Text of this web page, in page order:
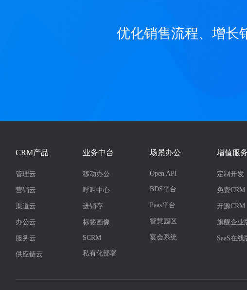
优化销售流程、增长
CRM产品
管理云
营销云
渠道云
办公云
服务云
供应链云
业务中台
移动办公
呼叫中心
进销存
标签画像
SCRM
私有化部署
场景办公
Open API
BDS平台
Paas平台
智慧园区
宴会系统
增值服务
定制开发
免费CRM
开源CRM
旗舰企业
SaaS在线